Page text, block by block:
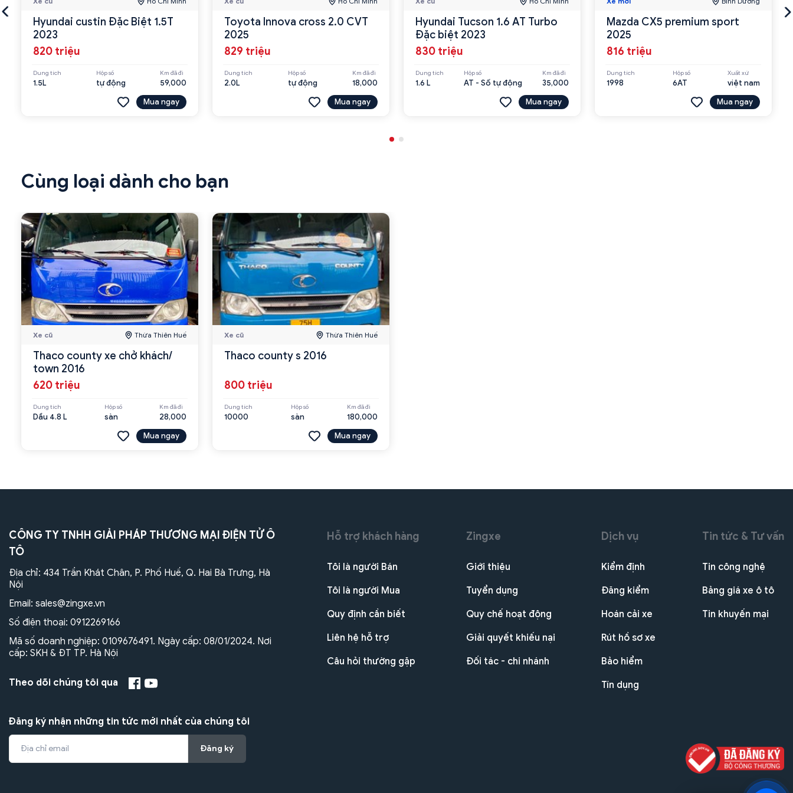
Hyundai custin Đặc Biệt 1.5T
2023
820 triệu
Dung tích
1.5L
Hộp số
tự động
Km đã đi
59,000
Mua ngay
Toyota Innova cross 2.0 CVT
2025
829 triệu
Dung tích
2.0L
Hộp số
tự động
Km đã đi
18,000
Mua ngay
Hyundai Tucson 1.6 AT Turbo
Đặc biệt 2023
830 triệu
Dung tích
1.6 L
Hộp số
AT - Số tự động
Km đã đi
35,000
Mua ngay
Mazda CX5 premium sport
2025
816 triệu
Dung tích
1998
Hộp số
6AT
Xuất xứ
việt nam
Mua ngay
Cùng loại dành cho bạn
Xe cũ Thừa Thiên Huế
Thaco county xe chở khách/
town 2016
620 triệu
Dung tích
Dầu 4.8 L
Hộp số
sàn
Km đã đi
28,000
Mua ngay
Xe cũ Thừa Thiên Huế
Thaco county s 2016
800 triệu
Dung tích
10000
Hộp số
sàn
Km đã đi
180,000
Mua ngay
CÔNG TY TNHH GIẢI PHÁP THƯƠNG MẠI ĐIỆN TỬ Ô
TÔ
Địa chỉ: 434 Trần Khát Chân, P. Phố Huế, Q. Hai Bà Trưng, Hà
Nội
Email: sales@zingxe.vn
Số điện thoại: 0912269166
Mã số doanh nghiệp: 0109676491. Ngày cấp: 08/01/2024. Nơi
cấp: SKH & ĐT TP. Hà Nội
Theo dõi chúng tôi qua
Đăng ký nhận những tin tức mới nhất của chúng tôi
Đăng ký
Hỗ trợ khách hàng
Tôi là người Bán
Tôi là người Mua
Quy định cần biết
Liên hệ hỗ trợ
Câu hỏi thường gặp
Zingxe
Giới thiệu
Tuyển dụng
Quy chế hoạt động
Giải quyết khiếu nại
Đối tác - chi nhánh
Dịch vụ
Kiểm định
Đăng kiểm
Hoán cải xe
Rút hồ sơ xe
Bảo hiểm
Tín dụng
Tin tức & Tư vấn
Tin công nghệ
Bảng giá xe ô tô
Tin khuyến mại